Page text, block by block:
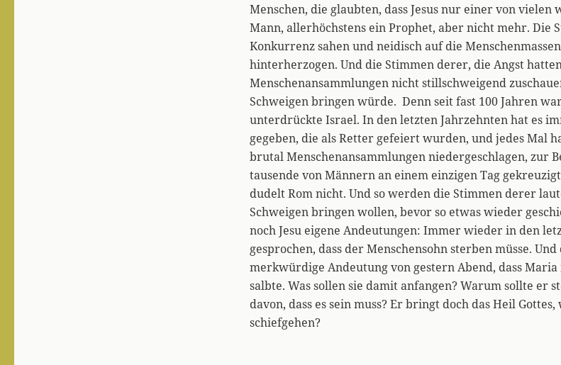
Menschen, die glaubten, dass Jesus nur einer von
Mann, allerhöchstens ein Prophet, aber nicht mehr. Die
Konkurrenz sahen und neidisch auf die
hinterherzogen. Und die Stimmen derer, die Angst
Menschenansammlungen nicht stillschweigend
Schweigen bringen würde. Denn seit fast 100 Jahren
unterdrückte Israel. In den letzten Jahrzehnten hat es
gegeben, die als Retter gefeiert wurden, und jedes Mal
brutal Menschenansammlungen niedergeschlagen, zur
tausende von Männern an einem einzigen Tag
dudelt Rom nicht. Und so werden die Stimmen derer
Schweigen bringen wollen, bevor so etwas wieder
noch Jesu eigene Andeutungen: Immer wieder in den
gesprochen, dass der Menschensohn sterben müsse. Und
merkwürdige Andeutung von gestern Abend, dass
salbte. Was sollen sie damit anfangen? Warum sollte er
davon, dass es sein muss? Er bringt doch das Heil
schiefgehen?